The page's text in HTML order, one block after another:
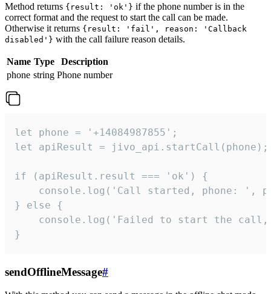
Method returns {result: 'ok'} if the phone number is in the
correct format and the request to start the call can be made.
Otherwise it returns {result: 'fail', reason: 'Callback
disabled'} with the call failure reason details.
Name Type
Description
phone string Phone number
let phone = '+14084987855';
let apiResult = jivo_api.startCall(phone);
if (apiResult.result === 'ok') {
console.log('Call started, phone: ',
} else {
console.log('Failed to start the
}
sendOfflineMessage#